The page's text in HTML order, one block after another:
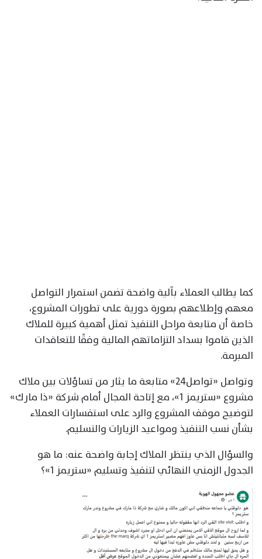
كما يطالب العملاء بآلية واضحة تضمن استمرار التواصل
معهم وإطلاعهم بصورة دورية على تطورات المشروع،
خاصة أن متابعة مراحل التنفيذ تمثل أهمية كبيرة للملاك
الذين قاموا بسداد التزاماتهم المالية وفقًا للتعاقدات
المبرمة.
وتواصل «تواصل24» متابعة ما يثار من تساؤلات بين ملاك
مشروع «ستريمز 1»، مع إتاحة المجال أمام شركة «ذا مارك»
لتوضيح موقف المشروع والرد على استفسارات العملاء
بشأن نسب التنفيذ ومواعيد الزيارات والتسليم.
والسؤال الذي ينتظر الملاك إجابة واضحة عنه: ما هو
الجدول الزمني النهائي لتنفيذ وتسليم «ستريمز 1»؟